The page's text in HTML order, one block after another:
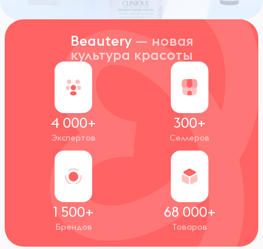
Beautery — новая
культура красоты
4 000+
Экспертов
300+
Селлеров
1 500+
Брендов
68 000+
Товаров